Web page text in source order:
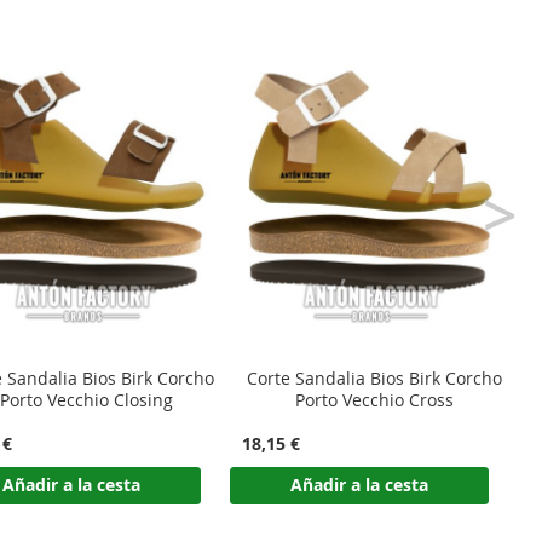
aplicar ningún producto antes del montaje.
de corcho.
>
Sandalia Bios Birk Corcho
Porto Vecchio Cross
Añadir a la cesta
Corte Sandalia Zueco Bios Birk
Corcho Santorini
24,20 €
Añadir a la cesta